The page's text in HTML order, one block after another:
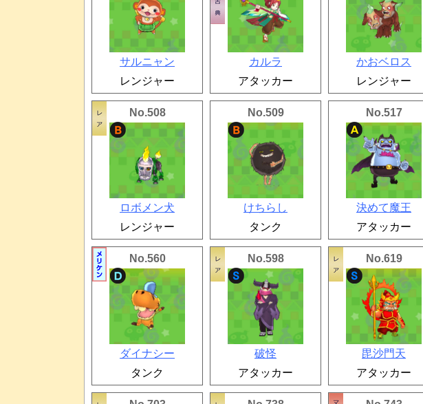
サルニャン
レンジャー
カルラ
アタッカー
かおベロス
レンジャー
No.508
ロボメン犬
レンジャー
No.509
けちらし
タンク
No.517
決めて魔王
アタッカー
No.560
ダイナシー
タンク
No.598
破怪
アタッカー
No.619
毘沙門天
アタッカー